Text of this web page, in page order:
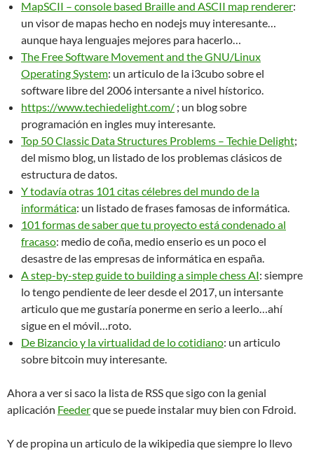
MapSCII – console based Braille and ASCII map renderer:
un visor de mapas hecho en nodejs muy interesante…
aunque haya lenguajes mejores para hacerlo…
The Free Software Movement and the GNU/Linux
Operating System: un articulo de la i3cubo sobre el
software libre del 2006 intersante a nivel hístorico.
https://www.techiedelight.com/ ; un blog sobre
programación en ingles muy interesante.
Top 50 Classic Data Structures Problems – Techie Delight;
del mismo blog, un listado de los problemas clásicos de
estructura de datos.
Y todavía otras 101 citas célebres del mundo de la
informática: un listado de frases famosas de informática.
101 formas de saber que tu proyecto está condenado al
fracaso: medio de coña, medio enserio es un poco el
desastre de las empresas de informática en españa.
A step-by-step guide to building a simple chess AI: siempre
lo tengo pendiente de leer desde el 2017, un intersante
articulo que me gustaría ponerme en serio a leerlo…ahí
sigue en el móvil…roto.
De Bizancio y la virtualidad de lo cotidiano: un articulo
sobre bitcoin muy interesante.
Ahora a ver si saco la lista de RSS que sigo con la genial
aplicación Feederque se puede instalar muy bien con Fdroid.
Y de propina un articulo de la wikipedia que siempre lo llevo